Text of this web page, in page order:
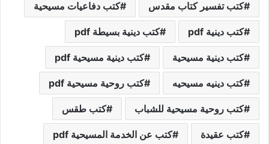
كتب تفسير كتاب مقدس كتب دفاعيات مسيحية
كتب دينية pdf كتب دينية بسيطة pdf
كتب دينية مسيحية كتب دينية مسيحية pdf
كتب دينيه مسيحيه كتب روحية مسيحية pdf
كتب روحية مسيحية للشباب كتب طقس
كتب عقيدة كتب عن الخدمة المسيحية pdf